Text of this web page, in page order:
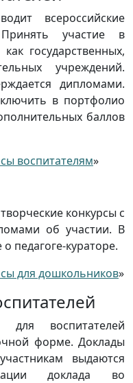
всероссийские
Принять участие в
государственных,
учреждений.
дипломами.
в портфолио
баллов
воспитателям»
конкурсы с
об участии. В
педагоге-кураторе.
для дошкольников»
для воспитателей
форме. Доклады
выдаются
доклада во